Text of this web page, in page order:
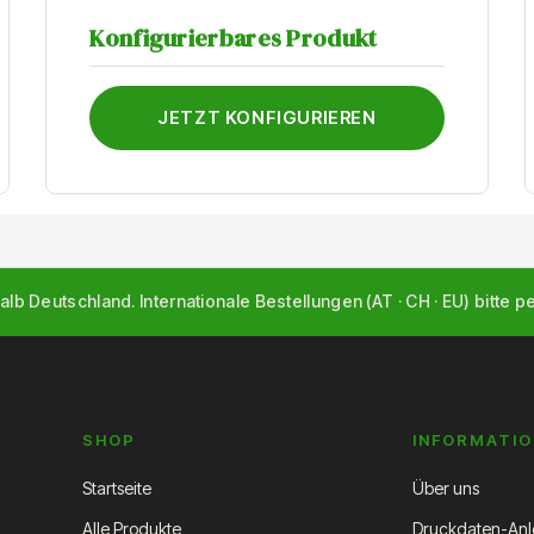
Konfigurierbares Produkt
JETZT KONFIGURIEREN
Deutschland. Internationale Bestellungen (AT · CH · EU) bitte
SHOP
Startseite
Alle Produkte
Über uns
Druckdaten-